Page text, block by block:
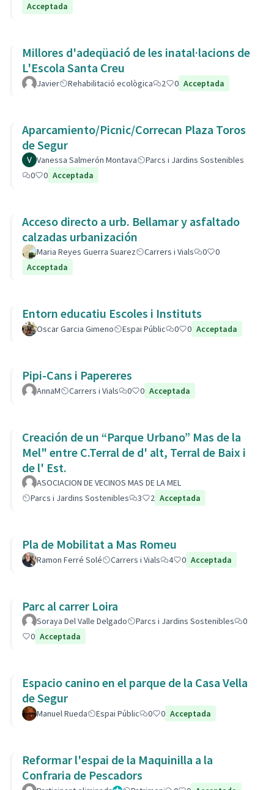
Acceptada
Millores d'adeqüació de les inatal·lacions de
L'Escola Santa Creu
Javier Rehabilitació ecològica 2 0 Acceptada
Aparcamiento/Picnic/Correcan Plaza Toros
de Segur
Vanessa Salmerón Montava
Parcs i Jardins Sostenibles
0
0 Acceptada
Acceso directo a urb. Bellamar y asfaltado
calzadas urbanización
Maria Reyes Guerra Suarez Carrers i Vials 0
0
Acceptada
Entorn educatiu Escoles i Instituts
Oscar Garcia Gimeno Espai Públic 0 0 Acceptada
Pipi-Cans i Papereres
AnnaM Carrers i Vials 0 0 Acceptada
Creación de un “Parque Urbano” Mas de la
Mel" entre C.Terral de d' alt, Terral de Baix i
de l' Est.
ASOCIACION DE VECINOS MAS DE LA MEL
Parcs i Jardins Sostenibles
3 2 Acceptada
Pla de Mobilitat a Mas Romeu
Ramon Ferré Solé Carrers i Vials 4 0 Acceptada
Parc al carrer Loira
Soraya Del Valle Delgado Parcs i Jardins Sostenibles
0
0 Acceptada
Espacio canino en el parque de la Casa Vella
de Segur
Manuel Rueda Espai Públic 0 0 Acceptada
Reformar l'espai de la Maquinilla a la
Confraria de Pescadors